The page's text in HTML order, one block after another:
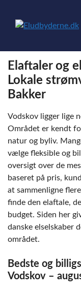
indhold
Elaftaler og
Lokale
Bakker
Vodskov ligger lige
Området er kendt
natur og byliv.
vælge fleksible og
oversigt over de
baseret på pris,
at sammenligne
finde den elaftale,
budget. Siden her
danske elselskaber
området.
Bedste og
Vodskov –